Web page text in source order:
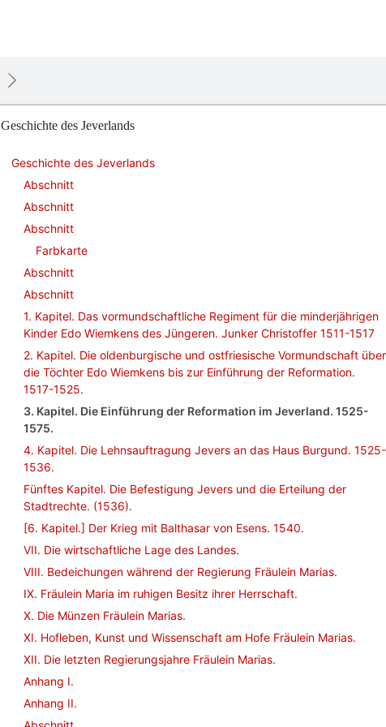
Geschichte des Jeverlands
Geschichte des Jeverlands
Abschnitt
Abschnitt
Abschnitt
Farbkarte
Abschnitt
Abschnitt
1. Kapitel. Das vormundschaftliche Regiment für die minderjährigen
Kinder Edo Wiemkens des Jüngeren. Junker Christoffer 1511-1517
2. Kapitel. Die oldenburgische und ostfriesische Vormundschaft über
die Töchter Edo Wiemkens bis zur Einführung der Reformation.
1517-1525.
3. Kapitel. Die Einführung der Reformation im Jeverland. 1525-
1575.
4. Kapitel. Die Lehnsauftragung Jevers an das Haus Burgund. 1525-
1536.
Fünftes Kapitel. Die Befestigung Jevers und die Erteilung der
Stadtrechte. (1536).
[6. Kapitel.] Der Krieg mit Balthasar von Esens. 1540.
VII. Die wirtschaftliche Lage des Landes.
VIII. Bedeichungen während der Regierung Fräulein Marias.
IX. Fräulein Maria im ruhigen Besitz ihrer Herrschaft.
X. Die Münzen Fräulein Marias.
XI. Hofleben, Kunst und Wissenschaft am Hofe Fräulein Marias.
XII. Die letzten Regierungsjahre Fräulein Marias.
Anhang I.
Anhang II.